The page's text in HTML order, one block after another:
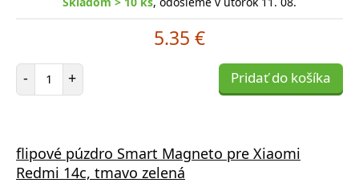
5.35 €
- Počet položiek
+ Pridať do košíka
flipové púzdro Smart Magneto pre Xiaomi
Redmi 14c, tmavo zelená